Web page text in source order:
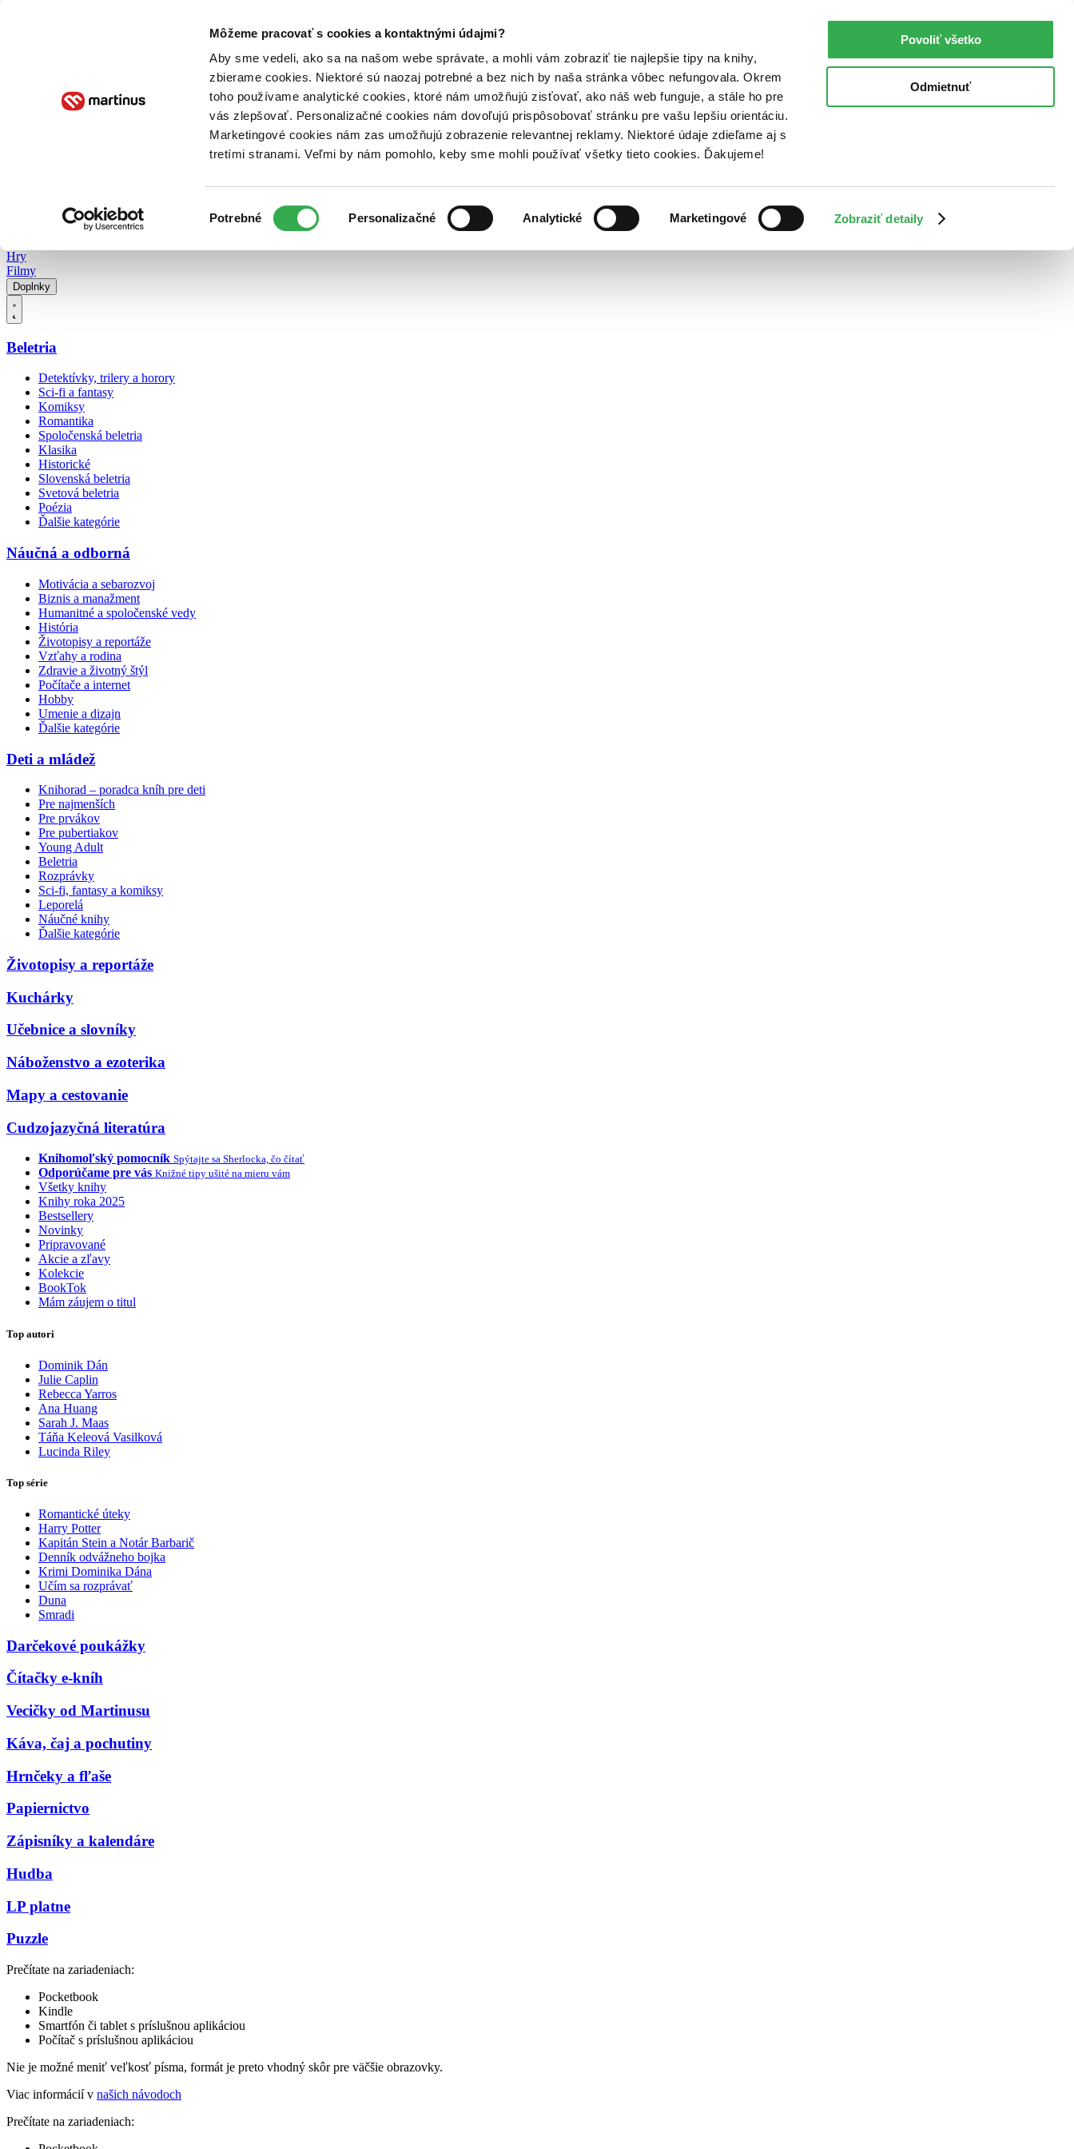
Môžeme pracovať s cookies a kontaktnými údajmi?
Aby sme vedeli, ako sa na našom webe správate, a mohli vám zobraziť tie najlepšie tipy na knihy,
zbierame cookies. Niektoré sú naozaj potrebné a bez nich by naša stránka vôbec nefungovala. Okrem
toho používame analytické cookies, ktoré nám umožňujú zisťovať, ako náš web funguje, a stále ho pre
vás zlepšovať. Personalizačné cookies nám dovoľujú prispôsobovať stránku pre vašu lepšiu orientáciu.
Marketingové cookies nám zas umožňujú zobrazenie relevantnej reklamy. Niektoré údaje zdieľame aj s
tretími stranami. Veľmi by nám pomohlo, keby sme mohli používať všetky tieto cookies. Ďakujeme!
súhlasu
Potrebné Personalizačné Analytické Marketingové Zobraziť detaily
Povoliť všetko
Odmietnuť
Poukážky Kontakt
Hry
Filmy
Doplnky
Beletria
Detektívky, trilery a horory
Sci-fi a fantasy
Komiksy
Romantika
Spoločenská beletria
Klasika
Historické
Slovenská beletria
Svetová beletria
Poézia
Ďalšie kategórie
Náučná a odborná
Motivácia a sebarozvoj
Biznis a manažment
Humanitné a spoločenské vedy
História
Životopisy a reportáže
Vzťahy a rodina
Zdravie a životný štýl
Počítače a internet
Hobby
Umenie a dizajn
Ďalšie kategórie
Deti a mládež
Knihorad – poradca kníh pre deti
Pre najmenších
Pre prvákov
Pre pubertiakov
Young Adult
Beletria
Rozprávky
Sci-fi, fantasy a komiksy
Leporelá
Náučné knihy
Ďalšie kategórie
Životopisy a reportáže
Kuchárky
Učebnice a slovníky
Náboženstvo a ezoterika
Mapy a cestovanie
Cudzojazyčná literatúra
Knihomoľský pomocník Spýtajte sa Sherlocka, čo čítať
Odporúčame pre vás Knižné tipy ušité na mieru vám
Všetky knihy
Knihy roka 2025
Bestsellery
Novinky
Pripravované
Akcie a zľavy
Kolekcie
BookTok
Mám záujem o titul
Top autori
Dominik Dán
Julie Caplin
Rebecca Yarros
Ana Huang
Sarah J. Maas
Táňa Keleová Vasilková
Lucinda Riley
Top série
Romantické úteky
Harry Potter
Kapitán Stein a Notár Barbarič
Denník odvážneho bojka
Krimi Dominika Dána
Učím sa rozprávať
Duna
Smradi
Darčekové poukážky
Čítačky e-kníh
Vecičky od Martinusu
Káva, čaj a pochutiny
Hrnčeky a fľaše
Papiernictvo
Zápisníky a kalendáre
Hudba
LP platne
Puzzle
Prečítate na zariadeniach:
Pocketbook
Kindle
Smartfón či tablet s príslušnou aplikáciou
Počítač s príslušnou aplikáciou
Nie je možné meniť veľkosť písma, formát je preto vhodný skôr pre väčšie obrazovky.
Viac informácií v našich návodoch
Prečítate na zariadeniach: